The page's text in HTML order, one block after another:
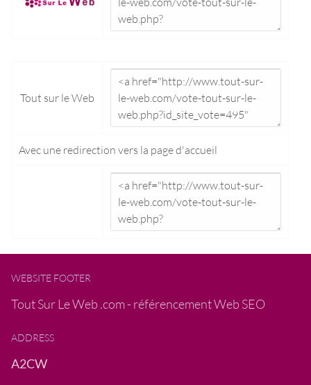
Tout sur le Web
Avec une redirection vers la page d'accueil
WEBSITE FOOTER
Tout Sur Le Web .com - référencement Web SEO
ADDRESS
A2CW